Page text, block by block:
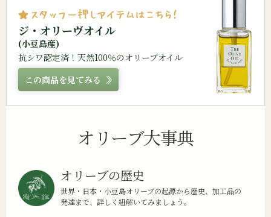
ジ・オリーヴオイル
(小豆島産)
抗シワ認定済！天然100％のオリーブオイル
この商品を見てみる
オリーブ大事典
オリーブの歴史
世界・日本・小豆島オリーブの起源から歴史、加工品の
発達まで、詳しく紐解いてみましょう。